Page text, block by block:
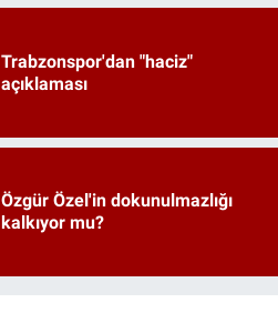
Trabzonspor'dan "haciz"
açıklaması
Özgür Özel'in dokunulmazlığı
kalkıyor mu?